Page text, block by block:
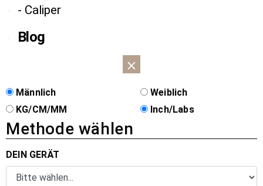
- Caliper
Blog
Männlich
Weiblich
KG/CM/MM
Inch/Labs
Methode wählen
DEIN GERÄT